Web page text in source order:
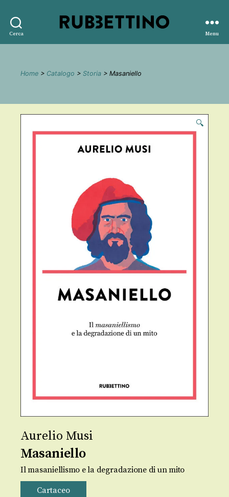
Cerca
editore
Menu
Home > Catalogo > Storia > Masaniello
🔍
Aurelio Musi
Masaniello
Il masaniellismo e la degradazione di un mito
Cartaceo